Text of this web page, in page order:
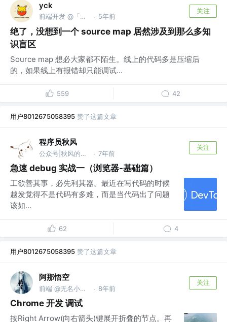
yck
前端开发 @「前端真好玩」公众号作者 · 5年前
关注
绝了，没想到一个 source map 居然涉及到那么多知
识盲区
Source map 想必大家都不陌生。线上的代码多是压缩后
的，如果线上有报错却只能调试...
559 42
用户8012675058395 赞了这篇文章
程序员秋风
公众号|秋风的笔记 @zerolty · 7年前
关注
急速 debug 实战一（浏览器-基础篇）
工欲善其事，必先利其器。最近在写代码的时候
越发觉得不是代码有多难，而是当代码出了问题
该如...
62 4
用户8012675058395 赞了这篇文章
阿那悟空
前端 @无名小公司 · 8年前
关注
Chrome 开发 调试
按Right Arrow(向右箭头)键展开折叠的节点。再